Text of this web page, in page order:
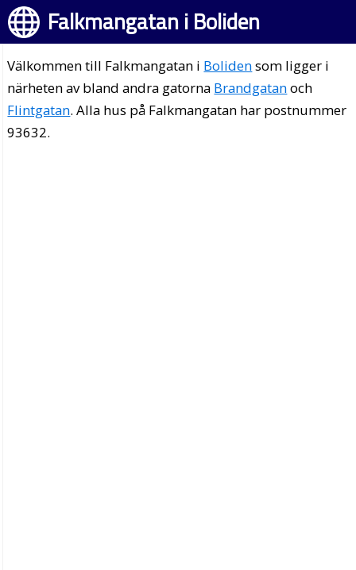
Falkmangatan i Boliden
Välkommen till Falkmangatan i Bolidensom ligger i
närheten av bland andra gatorna Brandgatanoch
Flintgatan. Alla hus på Falkmangatan har postnummer
93632.